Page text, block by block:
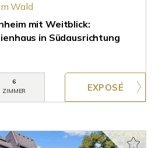
Wald
mit Weitblick:
in Südausrichtung
6
ZIMMER